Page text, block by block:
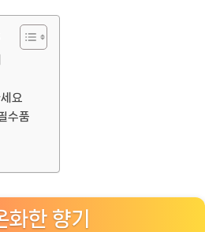
요
수품
한 향기